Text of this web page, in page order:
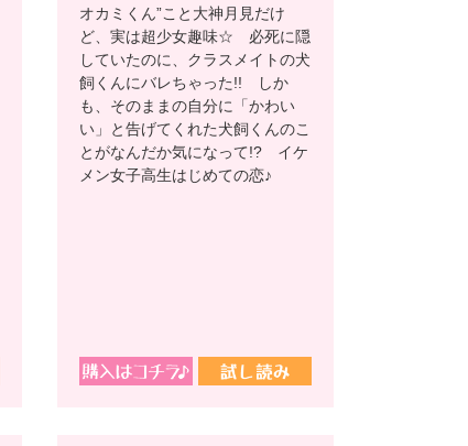
オカミくん”こと大神月見だけ
ど、実は超少女趣味☆ 必死に隠
していたのに、クラスメイトの犬
飼くんにバレちゃった!! しか
も、そのままの自分に「かわい
い」と告げてくれた犬飼くんのこ
とがなんだか気になって!? イケ
メン女子高生はじめての恋♪